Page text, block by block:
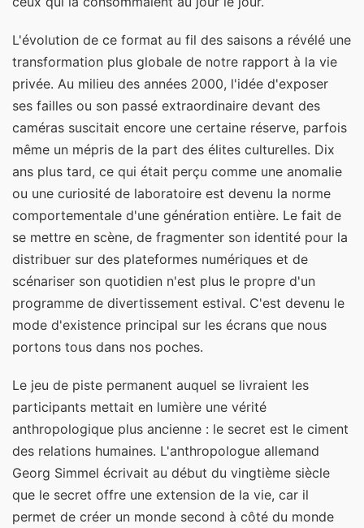
L'évolution de ce format au fil des saisons a révélé une
transformation plus globale de notre rapport à la vie
privée. Au milieu des années 2000, l'idée d'exposer
ses failles ou son passé extraordinaire devant des
caméras suscitait encore une certaine réserve, parfois
même un mépris de la part des élites culturelles. Dix
ans plus tard, ce qui était perçu comme une anomalie
ou une curiosité de laboratoire est devenu la norme
comportementale d'une génération entière. Le fait de
se mettre en scène, de fragmenter son identité pour la
distribuer sur des plateformes numériques et de
scénariser son quotidien n'est plus le propre d'un
programme de divertissement estival. C'est devenu le
mode d'existence principal sur les écrans que nous
portons tous dans nos poches.
Le jeu de piste permanent auquel se livraient les
participants mettait en lumière une vérité
anthropologique plus ancienne : le secret est le ciment
des relations humaines. L'anthropologue allemand
Georg Simmel écrivait au début du vingtième siècle
que le secret offre une extension de la vie, car il
permet de créer un monde second à côté du monde